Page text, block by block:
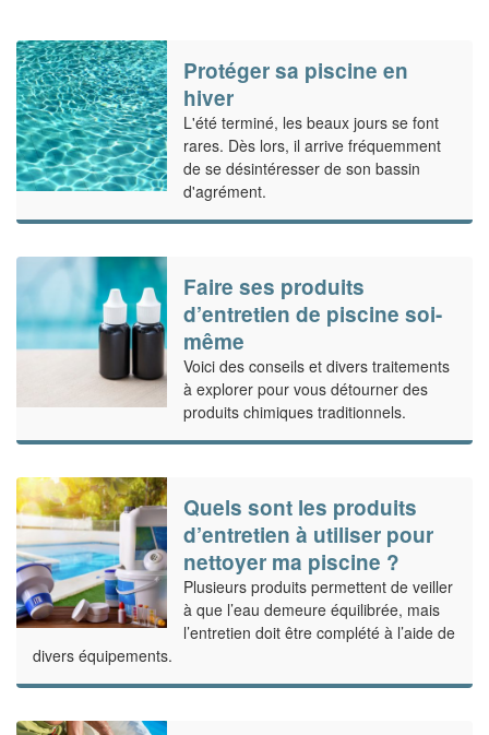
Protéger sa piscine en
hiver
L'été terminé, les beaux jours se font
rares. Dès lors, il arrive fréquemment
de se désintéresser de son bassin
d'agrément.
Faire ses produits
d’entretien de piscine soi-
même
Voici des conseils et divers traitements
à explorer pour vous détourner des
produits chimiques traditionnels.
Quels sont les produits
d’entretien à utiliser pour
nettoyer ma piscine ?
Plusieurs produits permettent de veiller
à que l’eau demeure équilibrée, mais
l’entretien doit être complété à l’aide de
divers équipements.